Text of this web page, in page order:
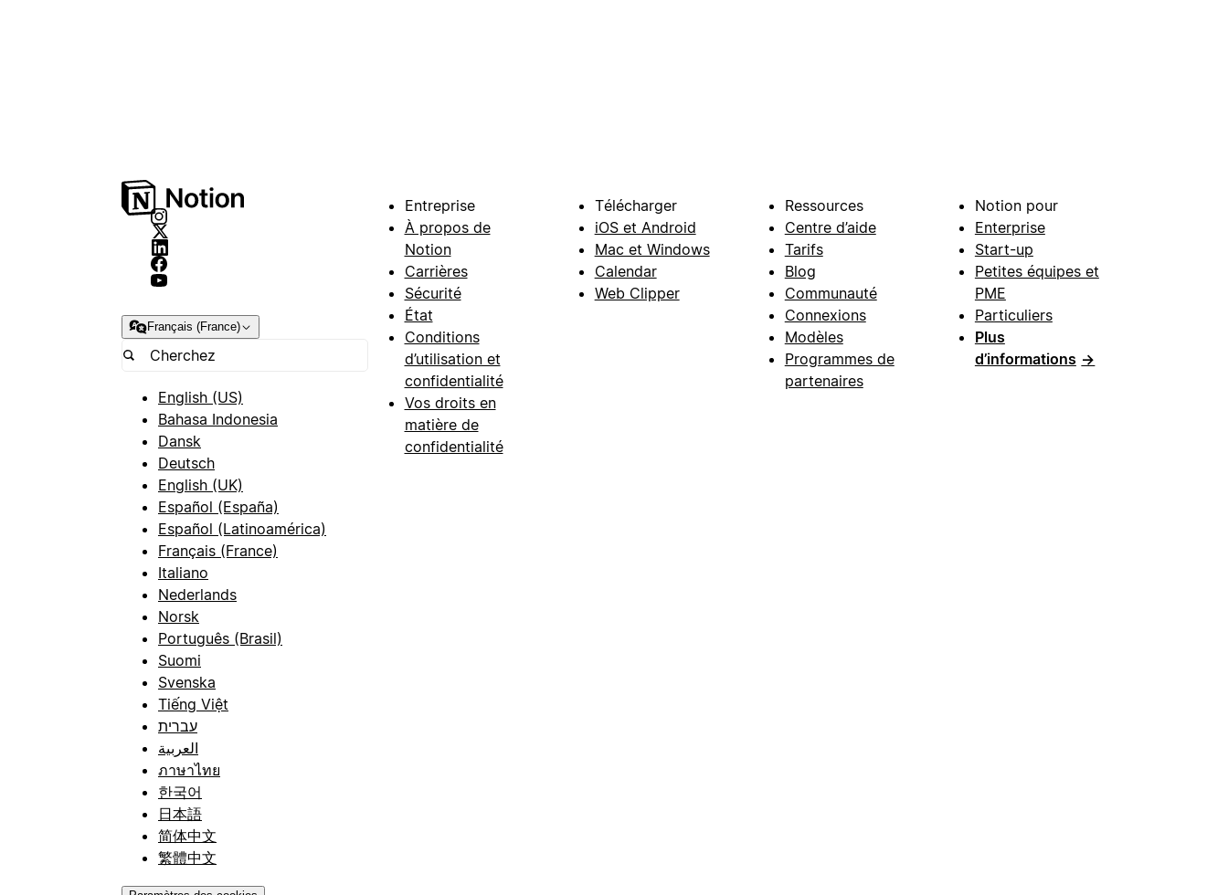
Français (France)
English (US)
Bahasa Indonesia
Dansk
Deutsch
English (UK)
Español (España)
Español (Latinoamérica)
Français (France)
Italiano
Nederlands
Norsk
Português (Brasil)
Suomi
Svenska
Tiếng Việt
עברית
العربية
ภาษาไทย
한국어
日本語
简体中文
繁體中文
Entreprise
À propos de
Notion
Carrières
Sécurité
État
Conditions
d’utilisation et
confidentialité
Vos droits en
matière de
confidentialité
Télécharger
iOS et Android
Mac et Windows
Calendar
Web Clipper
Ressources
Centre d’aide
Tarifs
Blog
Communauté
Connexions
Modèles
Programmes de
partenaires
Notion pour
Enterprise
Start-up
Petites équipes et
PME
Particuliers
Plus
d’informations →